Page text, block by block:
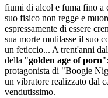
fiumi di alcol e fuma fino a
suo fisico non regge e
espressamente di essere
sua morte mutilasse il suo
un feticcio... A trent'anni
della "golden age of porn
protagonista di "Boogie
un vibratore realizzato dal
vendutissimo.